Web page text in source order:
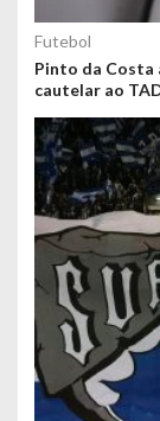
Futebol
Pinto da Costa
cautelar ao